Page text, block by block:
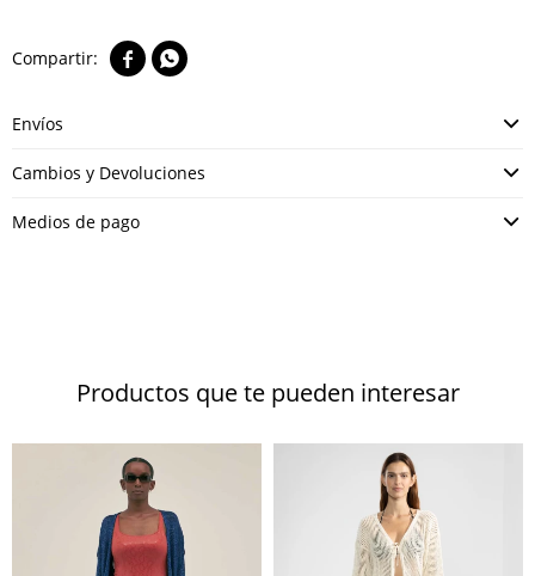
 
Envíos
Cambios y Devoluciones
Medios de pago
Productos que te pueden interesar